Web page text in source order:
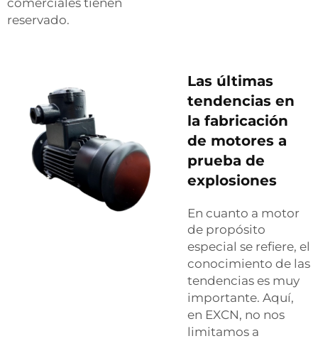
comerciales tienen
reservado.
Las últimas
tendencias en
la fabricación
de motores a
prueba de
explosiones
En cuanto a motor
de propósito
especial se refiere, el
conocimiento de las
tendencias es muy
importante. Aquí,
en EXCN, no nos
limitamos a